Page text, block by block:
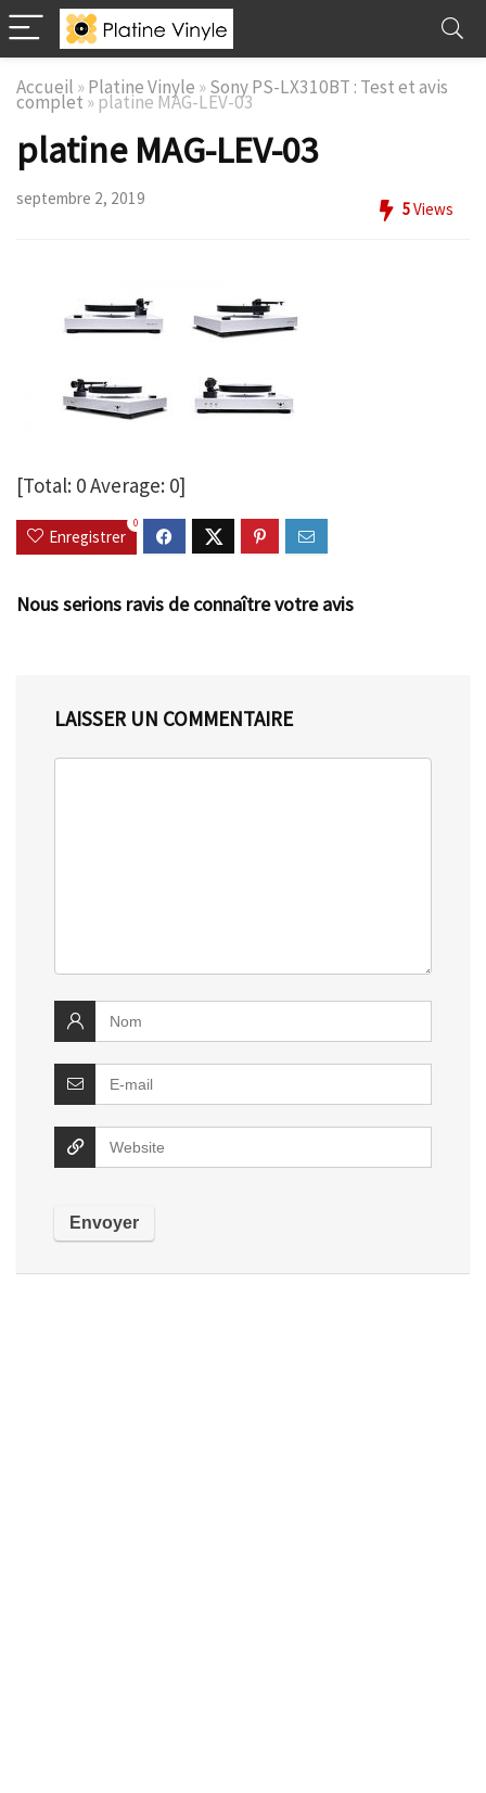
Accueil »Platine Vinyle »Sony PS-LX310BT : Test et avis
complet » platine MAG-LEV-03
platine MAG-LEV-03
septembre 2, 2019
5Views
[Total: 0Average: 0]
Enregistrer
0
Nous serions ravis de connaître votre avis
LAISSER UN COMMENTAIRE